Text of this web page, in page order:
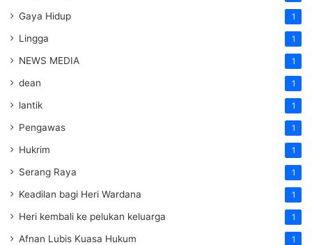
Gaya Hidup 1
Lingga 1
NEWS MEDIA 1
dean 1
lantik 1
Pengawas 1
Hukrim 1
Serang Raya 1
Keadilan bagi Heri Wardana 1
Heri kembali ke pelukan keluarga 1
Afnan Lubis Kuasa Hukum 1